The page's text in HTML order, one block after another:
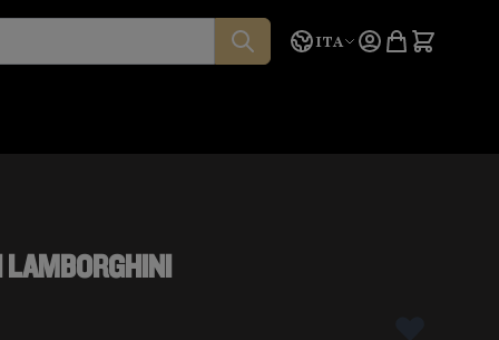
Lingua
ITA Preventivo